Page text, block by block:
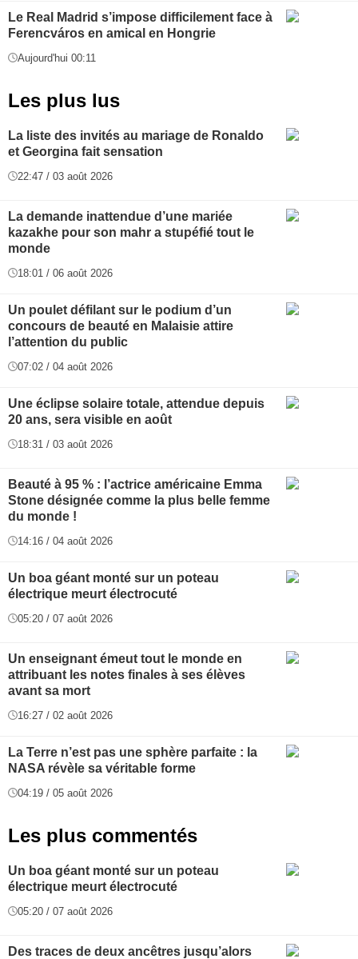
Le Real Madrid s’impose difficilement face à
Ferencváros en amical en Hongrie
Aujourd'hui 00:11
Les plus lus
La liste des invités au mariage de Ronaldo
et Georgina fait sensation
22:47 / 03 août 2026
La demande inattendue d’une mariée
kazakhe pour son mahr a stupéfié tout le
monde
18:01 / 06 août 2026
Un poulet défilant sur le podium d’un
concours de beauté en Malaisie attire
l’attention du public
07:02 / 04 août 2026
Une éclipse solaire totale, attendue depuis
20 ans, sera visible en août
18:31 / 03 août 2026
Beauté à 95 % : l’actrice américaine Emma
Stone désignée comme la plus belle femme
du monde !
14:16 / 04 août 2026
Un boa géant monté sur un poteau
électrique meurt électrocuté
05:20 / 07 août 2026
Un enseignant émeut tout le monde en
attribuant les notes finales à ses élèves
avant sa mort
16:27 / 02 août 2026
La Terre n’est pas une sphère parfaite : la
NASA révèle sa véritable forme
04:19 / 05 août 2026
Les plus commentés
Un boa géant monté sur un poteau
électrique meurt électrocuté
05:20 / 07 août 2026
Des traces de deux ancêtres jusqu’alors